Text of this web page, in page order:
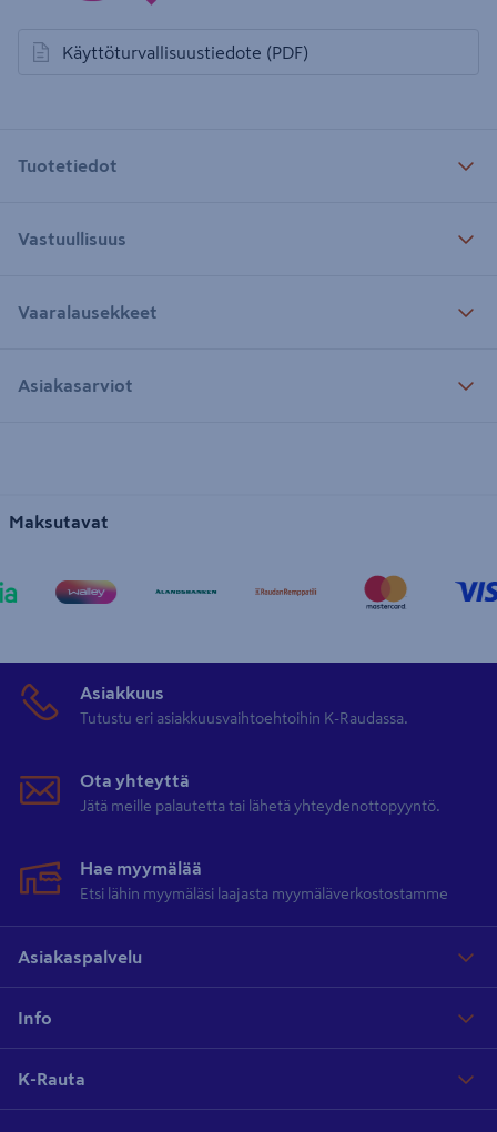
Käyttöturvallisuustiedote (PDF)
avautuu uuteen välilehteen
Tuotetiedot
Vastuullisuus
Vaaralausekkeet
Asiakasarviot
Maksutavat
Asiakkuus
Tutustu eri asiakkuusvaihtoehtoihin K-Raudassa.
Ota yhteyttä
Jätä meille palautetta tai lähetä yhteydenottopyyntö.
Hae myymälää
Etsi lähin myymäläsi laajasta myymäläverkostostamme
Asiakaspalvelu
Info
K-Rauta